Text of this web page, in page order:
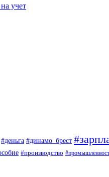
учет
#деньга #динамо_брест
#производство